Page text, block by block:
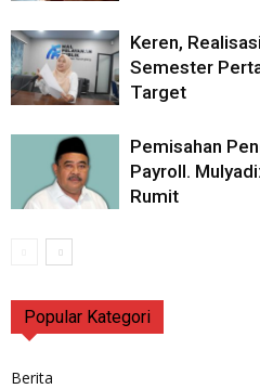
Keren,
Semester
Target
Pemisahan
Payroll.
Rumit
Popular Kategori
Berita